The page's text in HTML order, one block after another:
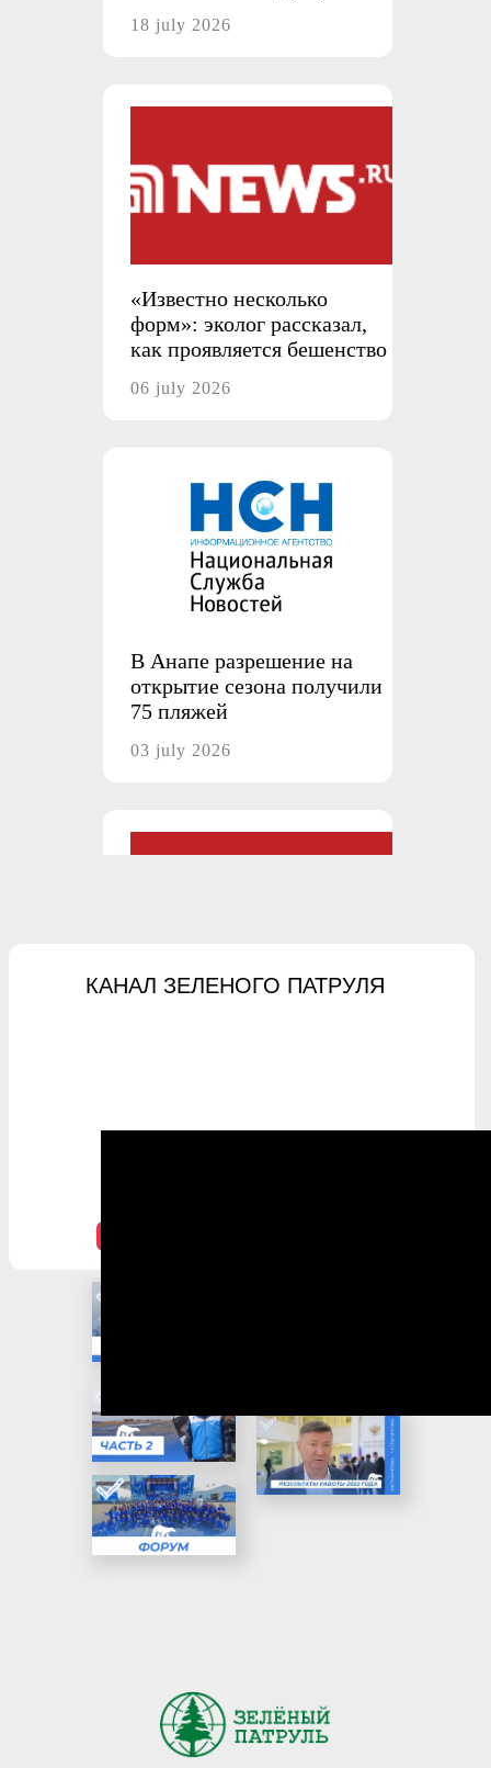
18 july 2026
«Известно несколько
форм»: эколог рассказал,
как проявляется бешенство
06 july 2026
В Анапе разрешение на
открытие сезона получили
75 пляжей
03 july 2026
метеорологических
условий
28 june 2026
Омская область сократит
КАНАЛ ЗЕЛЕНОГО ПАТРУЛЯ